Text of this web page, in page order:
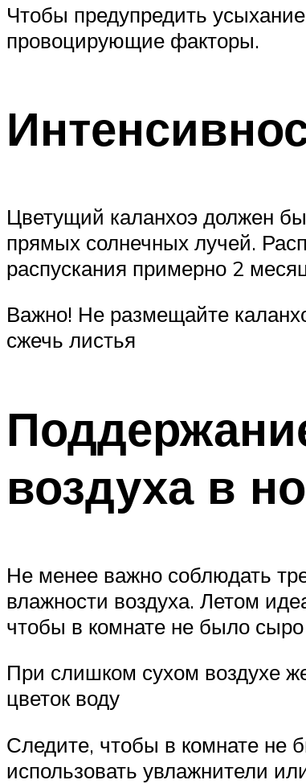
Чтобы предупредить
провоцирующие факторы.
Цветущий каланхоэ должен
прямых солнечных лучей.
распускания примерно 2
Важно! Не размещайте
сжечь листья
воздуха в
Не менее важно соблюдать
влажности воздуха. Летом
чтобы в комнате не было
При слишком сухом воздухе
цветок воду
Следите, чтобы в комнате не
использовать увлажнители